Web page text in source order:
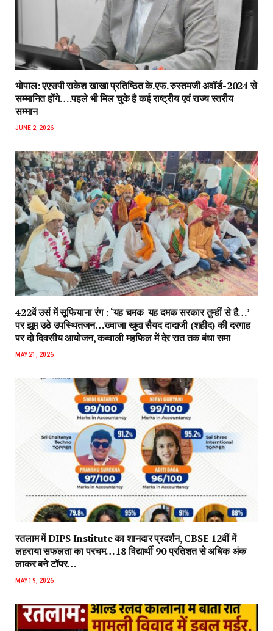
भोपाल: एएसपी राकेश‌ खाखा प्रतिष्ठित के.एफ. रुस्तमजी अवॉर्ड-2024 से
सम्मानित होंगे….पहले भी मिल चुके है कई राष्ट्रीय एवं राज्य स्तरीय
सम्मान
JUNE 2, 2026
422वें उर्स में सूफियाना रंग : ‘यह चमक-यह दमक सरकार तुम्हीं से है…’
पर झूम उठे उपस्थितजन…ख्वाजा खुदा सैयद दादाजी (शहीद) की दरगाह
पर दो दिवसीय आयोजन, कव्वाली महफिल में देर रात तक बंधा समा
MAY 21, 2026
रतलाम में DIPS Institute का शानदार प्रदर्शन, CBSE 12वीं में
लहराया सफलता का परचम…18 विद्यार्थी 90 प्रतिशत से अधिक अंक
लाकर बने टॉपर…
MAY 19, 2026